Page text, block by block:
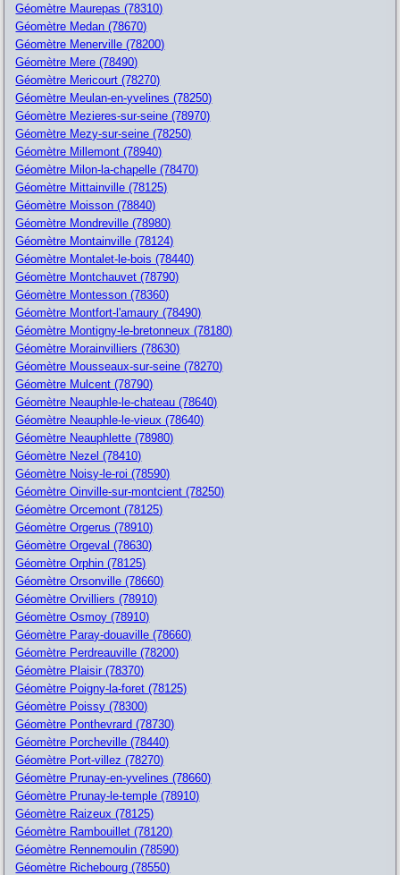
Géomètre Maurepas (78310)
Géomètre Medan (78670)
Géomètre Menerville (78200)
Géomètre Mere (78490)
Géomètre Mericourt (78270)
Géomètre Meulan-en-yvelines (78250)
Géomètre Mezieres-sur-seine (78970)
Géomètre Mezy-sur-seine (78250)
Géomètre Millemont (78940)
Géomètre Milon-la-chapelle (78470)
Géomètre Mittainville (78125)
Géomètre Moisson (78840)
Géomètre Mondreville (78980)
Géomètre Montainville (78124)
Géomètre Montalet-le-bois (78440)
Géomètre Montchauvet (78790)
Géomètre Montesson (78360)
Géomètre Montfort-l'amaury (78490)
Géomètre Montigny-le-bretonneux (78180)
Géomètre Morainvilliers (78630)
Géomètre Mousseaux-sur-seine (78270)
Géomètre Mulcent (78790)
Géomètre Neauphle-le-chateau (78640)
Géomètre Neauphle-le-vieux (78640)
Géomètre Neauphlette (78980)
Géomètre Nezel (78410)
Géomètre Noisy-le-roi (78590)
Géomètre Oinville-sur-montcient (78250)
Géomètre Orcemont (78125)
Géomètre Orgerus (78910)
Géomètre Orgeval (78630)
Géomètre Orphin (78125)
Géomètre Orsonville (78660)
Géomètre Orvilliers (78910)
Géomètre Osmoy (78910)
Géomètre Paray-douaville (78660)
Géomètre Perdreauville (78200)
Géomètre Plaisir (78370)
Géomètre Poigny-la-foret (78125)
Géomètre Poissy (78300)
Géomètre Ponthevrard (78730)
Géomètre Porcheville (78440)
Géomètre Port-villez (78270)
Géomètre Prunay-en-yvelines (78660)
Géomètre Prunay-le-temple (78910)
Géomètre Raizeux (78125)
Géomètre Rambouillet (78120)
Géomètre Rennemoulin (78590)
Géomètre Richebourg (78550)